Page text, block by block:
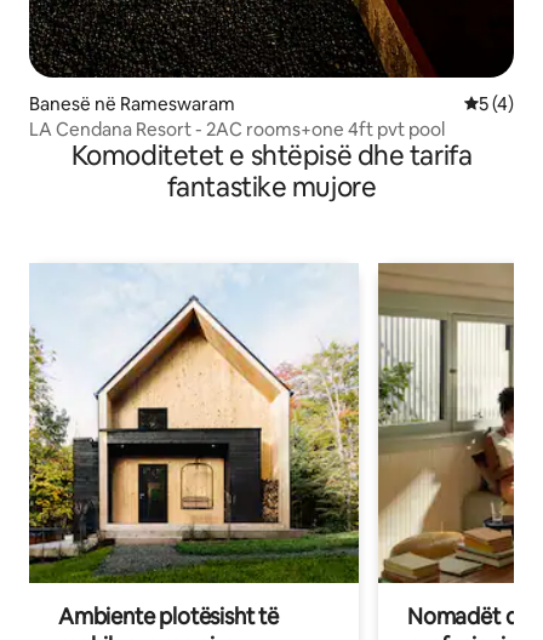
Banesë në Rameswaram
5 (4)
LA Cendana Resort - 2AC rooms+one 4ft pvt pool
Komoditetet e shtëpisë dhe tarifa
fantastike mujore
Ambiente plotësisht të
Nomadët